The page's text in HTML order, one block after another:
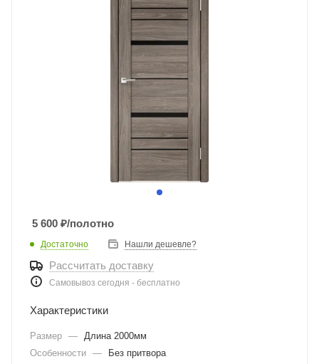
5 600 ₽/полотно
Достаточно Нашли дешевле?
Рассчитать доставку
Самовывоз сегодня - бесплатно
Характеристики
Размер — Длина 2000мм
Особенности —
Без притвора